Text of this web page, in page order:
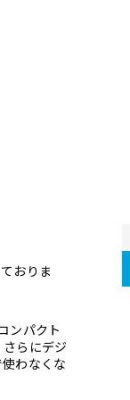
おりま
ンパクト
らにデジ
わなくな